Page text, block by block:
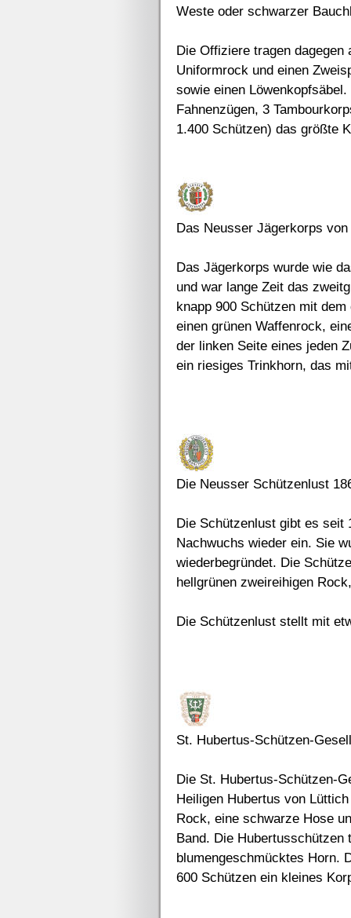
Weste oder schwarzer
Die Offiziere tragen
Uniformrock und einen
sowie einen
Fahnenzügen, 3
1.400 Schützen) das größte
Das Neusser Jägerkorps von
Das Jägerkorps wurde wie
und war lange Zeit das
knapp 900 Schützen mit
einen grünen Waffenrock,
der linken Seite eines jeden
ein riesiges Trinkhorn, das
Die Neusser Schützenlust
Die Schützenlust gibt es seit
Nachwuchs wieder ein. Sie
wiederbegründet. Die
hellgrünen zweireihigen
Die Schützenlust stellt mit
St. Hubertus-Schützen-
Die St. Hubertus-Schützen-
Heiligen Hubertus von
Rock, eine schwarze Hose
Band. Die
blumengeschmücktes Horn.
600 Schützen ein kleines